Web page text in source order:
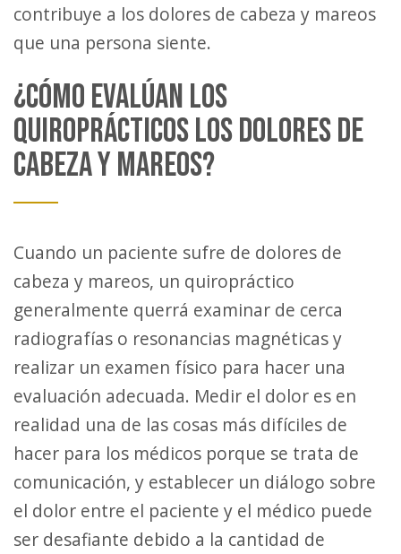
contribuye a los dolores de cabeza y mareos
que una persona siente.
¿CÓMO EVALÚAN LOS
QUIROPRÁCTICOS LOS DOLORES DE
CABEZA Y MAREOS?
Cuando un paciente sufre de dolores de
cabeza y mareos, un quiropráctico
generalmente querrá examinar de cerca
radiografías o resonancias magnéticas y
realizar un examen físico para hacer una
evaluación adecuada. Medir el dolor es en
realidad una de las cosas más difíciles de
hacer para los médicos porque se trata de
comunicación, y establecer un diálogo sobre
el dolor entre el paciente y el médico puede
ser desafiante debido a la cantidad de